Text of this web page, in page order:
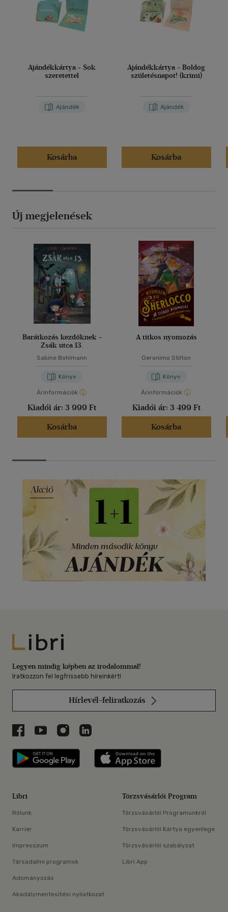
Ajándékkártya - Sok
szeretettel
Ajándék
Kosárba
Ajándékkártya - Boldog
születésnapot! (krimi)
Ajándék
Kosárba
Új megjelenések
Barátkozás kezdőknek -
Zsák utca 13.
Sabine Bohlmann
Könyv
Árinformációk
Kiadói ár: 3 999 Ft
Kosárba
A titkos nyomozás
Geronimo Stilton
Könyv
Árinformációk
Kiadói ár: 3 499 Ft
Kosárba
Libri
Legyen mindig képben az irodalommal!
Iratkozzon fel legfrissebb híreinkért!
Hírlevél-feliratkozás
Libri a Facebookon
Libri a Youtube-on
Libri az Instagramon
Libri a LinkedInen
Libri applikáció Szerezd meg: Google
Libri
Rólunk
Karrier
Impresszum
Társadalmi programok
Adományozás
Akadálymentesítési nyilatkozat
Törzsvásárlói Program
Törzsvásárlói Programunkról
Törzsvásárlói Kártya egyenlege
Törzsvásárlói szabályzat
Libri App